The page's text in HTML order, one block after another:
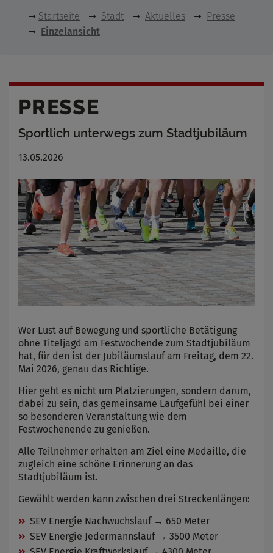
Startseite Stadt Aktuelles
Presse
Einzelansicht
PRESSE
Sportlich unterwegs zum Stadtjubiläum
13.05.2026
Wer Lust auf Bewegung und sportliche Betätigung
ohne Titeljagd am Festwochende zum Stadtjubiläum
hat, für den ist der Jubiläumslauf am Freitag, dem 22.
Mai 2026, genau das Richtige.
Hier geht es nicht um Platzierungen, sondern darum,
dabei zu sein, das gemeinsame Laufgefühl bei einer
so besonderen Veranstaltung wie dem
Festwochenende zu genießen.
Alle Teilnehmer erhalten am Ziel eine Medaille, die
zugleich eine schöne Erinnerung an das
Stadtjubiläum ist.
Gewählt werden kann zwischen drei Streckenlängen:
SEV Energie Nachwuchslauf → 650 Meter
SEV Energie Jedermannslauf → 3500 Meter